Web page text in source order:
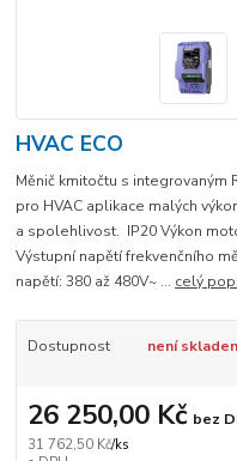
HVAC ECO
Měnič kmitočtu s integrovaným
pro HVAC aplikace malých
a spolehlivost. IP20 Výkon
Výstupní napětí frekvenčního
napětí: 380 až 480V~ ... celý
Dostupnost není
31 762,50 Kč/ks
26 250,00 Kč bez